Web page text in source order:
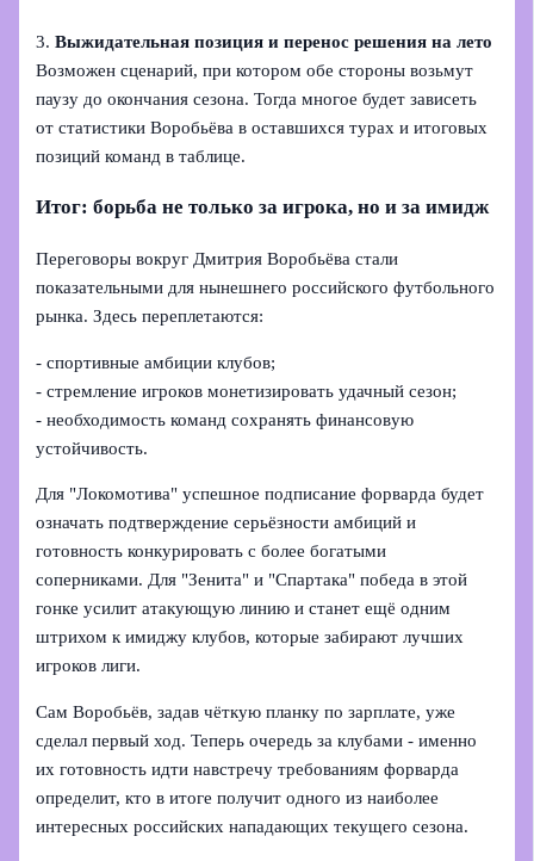
3.Выжидательная позиция и перенос решения на лето
Возможен сценарий, при котором обе стороны возьмут
паузу до окончания сезона. Тогда многое будет зависеть
от статистики Воробьёва в оставшихся турах и итоговых
позиций команд в таблице.
Итог: борьба не только за игрока, но и за имидж
Переговоры вокруг Дмитрия Воробьёва стали
показательными для нынешнего российского футбольного
рынка. Здесь переплетаются:
- спортивные амбиции клубов;
- стремление игроков монетизировать удачный сезон;
- необходимость команд сохранять финансовую
устойчивость.
Для "Локомотива" успешное подписание форварда будет
означать подтверждение серьёзности амбиций и
готовность конкурировать с более богатыми
соперниками. Для "Зенита" и "Спартака" победа в этой
гонке усилит атакующую линию и станет ещё одним
штрихом к имиджу клубов, которые забирают лучших
игроков лиги.
Сам Воробьёв, задав чёткую планку по зарплате, уже
сделал первый ход. Теперь очередь за клубами - именно
их готовность идти навстречу требованиям форварда
определит, кто в итоге получит одного из наиболее
интересных российских нападающих текущего сезона.